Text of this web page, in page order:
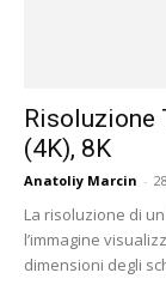
Risoluzione
(4K), 8K
Anatoliy Marcin -
La risoluzione di
l’immagine
dimensioni degli